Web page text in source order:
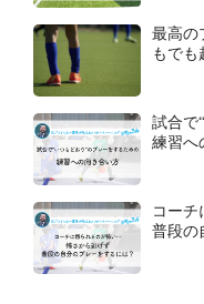
最高の
もでも
試合で
練習へ
コー
普段の